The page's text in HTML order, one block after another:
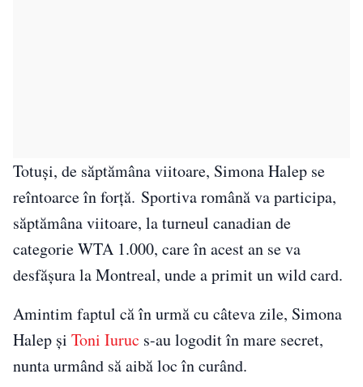
Totuși, de săptămâna viitoare, Simona Halep se
reîntoarce în forță. Sportiva română va participa,
săptămâna viitoare, la turneul canadian de
categorie WTA 1.000, care în acest an se va
desfăşura la Montreal, unde a primit un wild card.
Amintim faptul că în urmă cu câteva zile, Simona
Halep și Toni Iuruc s-au logodit în mare secret,
nunta urmând să aibă loc în curând.